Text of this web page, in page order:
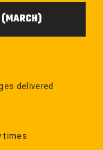
delivered
times